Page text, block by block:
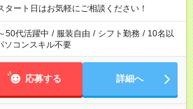
ート日はお気軽にご相談ください！
50代活躍中 / 服装自由 / シフト勤務 / 10名以
ソコンスキル不要
応募する 詳細へ